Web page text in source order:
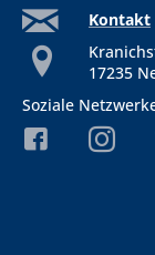
Kontakt
17235
Soziale